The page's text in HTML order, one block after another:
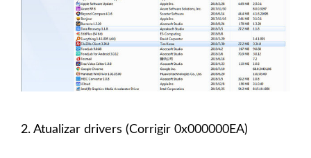
2. Atualizar drivers (Corrigir 0x000000EA)